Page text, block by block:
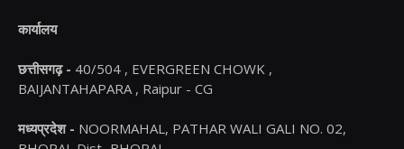
कार्यालय
छत्तीसगढ़ - 40/504 , EVERGREEN CHOWK ,
BAIJANTAHAPARA , Raipur - CG
मध्यप्रदेश - NOORMAHAL, PATHAR WALI GALI NO. 02,